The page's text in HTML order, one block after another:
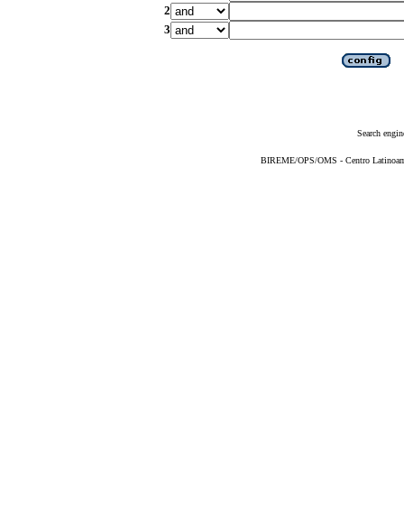
2
3
Search
BIREME/OPS/OMS - Centro